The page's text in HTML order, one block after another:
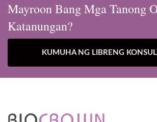
Mayroon Bang Mga Tanong
Katanungan?
KUMUHA NG LIBRENG